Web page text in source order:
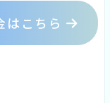
はこちら